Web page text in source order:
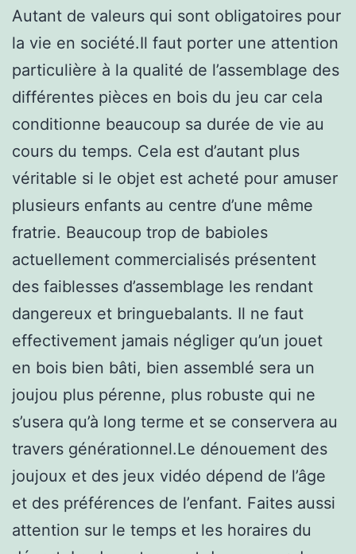
Autant de valeurs qui sont obligatoires pour
la vie en société.Il faut porter une attention
particulière à la qualité de l’assemblage des
différentes pièces en bois du jeu car cela
conditionne beaucoup sa durée de vie au
cours du temps. Cela est d’autant plus
véritable si le objet est acheté pour amuser
plusieurs enfants au centre d’une même
fratrie. Beaucoup trop de babioles
actuellement commercialisés présentent
des faiblesses d’assemblage les rendant
dangereux et bringuebalants. Il ne faut
effectivement jamais négliger qu’un jouet
en bois bien bâti, bien assemblé sera un
joujou plus pérenne, plus robuste qui ne
s’usera qu’à long terme et se conservera au
travers générationnel.Le dénouement des
joujoux et des jeux vidéo dépend de l’âge
et des préférences de l’enfant. Faites aussi
attention sur le temps et les horaires du